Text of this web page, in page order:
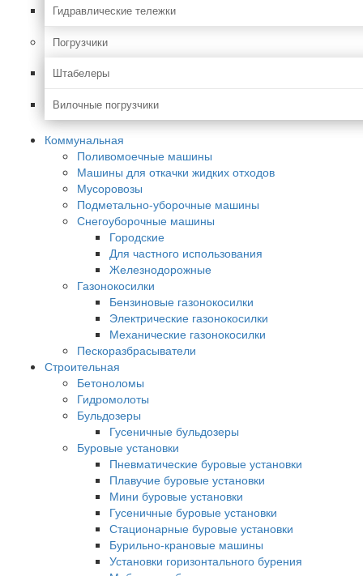
Гидравлические тележки
Погрузчики
Штабелеры
Вилочные погрузчики
Коммунальная
Поливомоечные машины
Машины для откачки жидких отходов
Мусоровозы
Подметально-уборочные машины
Снегоуборочные машины
Городские
Для частного использования
Железнодорожные
Газонокосилки
Бензиновые газонокосилки
Электрические газонокосилки
Механические газонокосилки
Пескоразбрасыватели
Строительная
Бетоноломы
Гидромолоты
Бульдозеры
Гусеничные бульдозеры
Буровые установки
Пневматические буровые установки
Плавучие буровые установки
Мини буровые установки
Гусеничные буровые установки
Стационарные буровые установки
Бурильно-крановые машины
Установки горизонтального бурения